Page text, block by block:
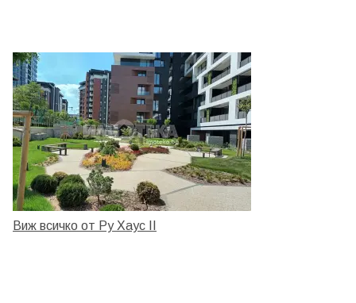
Виж всичко от Ру Хаус II